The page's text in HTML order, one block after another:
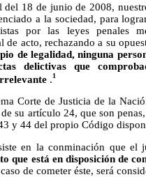
18 de junio de 2008,
a la sociedad, para
por las leyes penales
acto, rechazando a su
de legalidad, ninguna
delictivas que
.1
Corte de Justicia de la
su artículo 24, que son
y 44 del propio Código
en la conminación que el
que está en disposición de
de cometer éste, será